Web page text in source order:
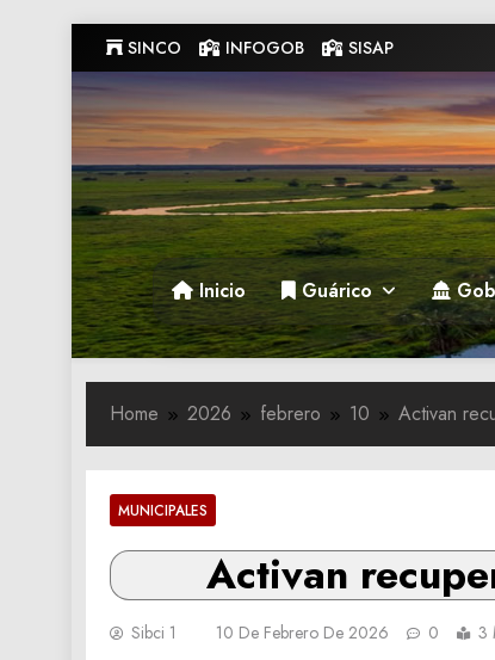
to
content
SINCO INFOGOB SISAP
Gobernacion de
Gobernacion de Guarico
Inicio Guárico
Home 2026 febrero 10 Activan
MUNICIPALES
Activan
Sibci 1 10 De Febrero De 2026 0 3